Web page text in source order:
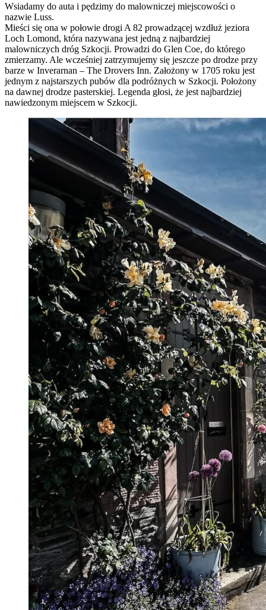
Wsiadamy do auta i pędzimy do malowniczej miejscowości o
nazwie Luss.
Mieści się ona w połowie drogi A 82 prowadzącej wzdłuż jeziora
Loch Lomond, która nazywana jest jedną z najbardziej
malowniczych dróg Szkocji. Prowadzi do Glen Coe, do którego
zmierzamy. Ale wcześniej zatrzymujemy się jeszcze po drodze przy
barze w Inverarnan – The Drovers Inn. Założony w 1705 roku jest
jednym z najstarszych pubów dla podróżnych w Szkocji. Położony
na dawnej drodze pasterskiej. Legenda głosi, że jest najbardziej
nawiedzonym miejscem w Szkocji.